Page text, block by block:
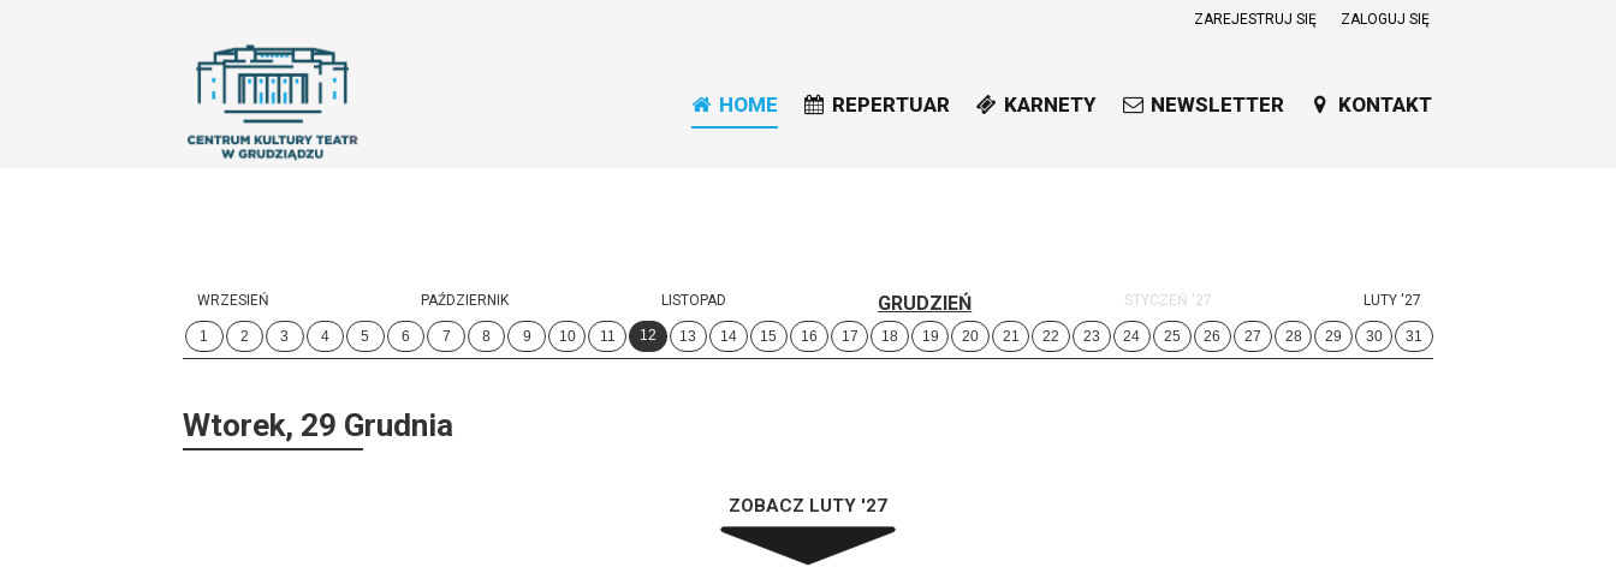
ZAREJESTRUJ SIĘ ZALOGUJ SIĘ
0,00
HOME REPERTUAR KARNETY NEWSLETTER KONTAKT
WRZESIEŃ PAŹDZIERNIK LISTOPAD GRUDZIEŃ STYCZEŃ '27 LUTY '27
1 2 3 4 5 6 7 8 9 10 11 12 13 14 15 16 17 18 19 20 21 22 23 24 25 26 27 28 29 30 31
Wtorek, 29 Grudnia
ZOBACZ LUTY '27